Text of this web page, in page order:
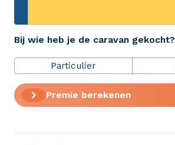
Bij wie heb je de caravan gekocht?
Particulier
Premie berekenen
+31 (0)523 - 20 80 30
Verzekeringen